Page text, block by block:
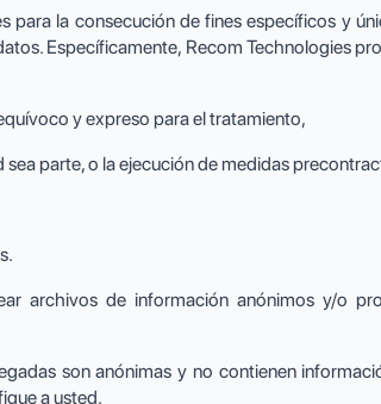
para la consecución de fines específicos y
Específicamente, Recom Technologies
y expreso para el tratamiento,
parte, o la ejecución de medidas
archivos de información anónimos y/o
son anónimas y no contienen
a usted.